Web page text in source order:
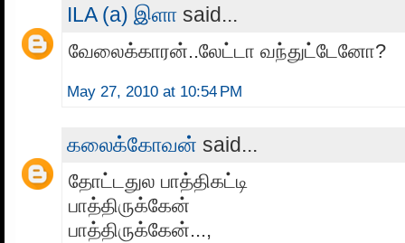
ILA (a) இளா said...
வேலைக்காரன்..லேட்டா வந்துட்டேனோ?
May 27, 2010 at 10:54 PM
கலைக்கோவன் said...
தோட்டதுல பாத்திகட்டி
பாத்திருக்கேன்
பாத்திருக்கேன்...,